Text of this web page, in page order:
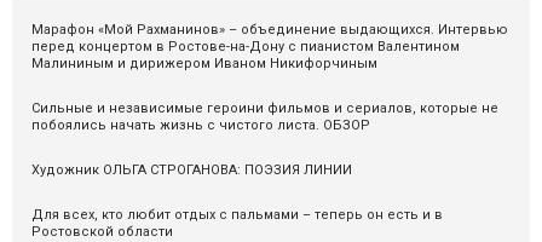
Марафон «Мой Рахманинов» – объединение выдающихся. Интервью
перед концертом в Ростове-на-Дону с пианистом Валентином
Малининым и дирижером Иваном Никифорчиным
Сильные и независимые героини фильмов и сериалов, которые не
побоялись начать жизнь с чистого листа. ОБЗОР
Художник ОЛЬГА СТРОГАНОВА: ПОЭЗИЯ ЛИНИИ
Для всех, кто любит отдых с пальмами – теперь он есть и в
Ростовской области